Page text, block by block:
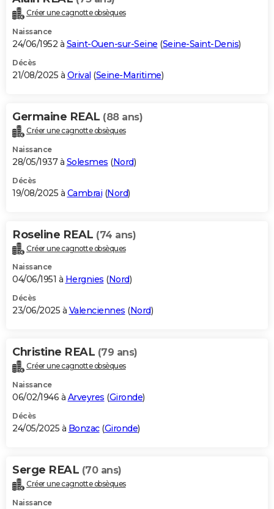
Créer une cagnotte obsèques
Naissance
24/06/1952 à Saint-Ouen-sur-Seine (Seine-Saint-Denis)
Décès
21/08/2025 à Orival (Seine-Maritime)
Germaine REAL (88 ans)
Créer une cagnotte obsèques
Naissance
28/05/1937 à Solesmes (Nord)
Décès
19/08/2025 à Cambrai (Nord)
Roseline REAL (74 ans)
Créer une cagnotte obsèques
Naissance
04/06/1951 à Hergnies (Nord)
Décès
23/06/2025 à Valenciennes (Nord)
Christine REAL (79 ans)
Créer une cagnotte obsèques
Naissance
06/02/1946 à Arveyres (Gironde)
Décès
24/05/2025 à Bonzac(Gironde)
Serge REAL (70 ans)
Créer une cagnotte obsèques
Naissance